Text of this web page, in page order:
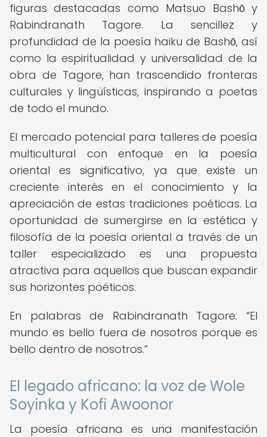
figuras destacadas como Matsuo Bashō y
Rabindranath Tagore. La sencillez y
profundidad de la poesía haiku de Bashō, así
como la espiritualidad y universalidad de la
obra de Tagore, han trascendido fronteras
culturales y lingüísticas, inspirando a poetas
de todo el mundo.
El mercado potencial para talleres de poesía
multicultural con enfoque en la poesía
oriental es significativo, ya que existe un
creciente interés en el conocimiento y la
apreciación de estas tradiciones poéticas. La
oportunidad de sumergirse en la estética y
filosofía de la poesía oriental a través de un
taller especializado es una propuesta
atractiva para aquellos que buscan expandir
sus horizontes poéticos.
En palabras de Rabindranath Tagore:
El
mundo es bello fuera de nosotros porque es
bello dentro de nosotros.
El legado africano: la voz de Wole
Soyinka y Kofi Awoonor
La poesía africana es una manifestación